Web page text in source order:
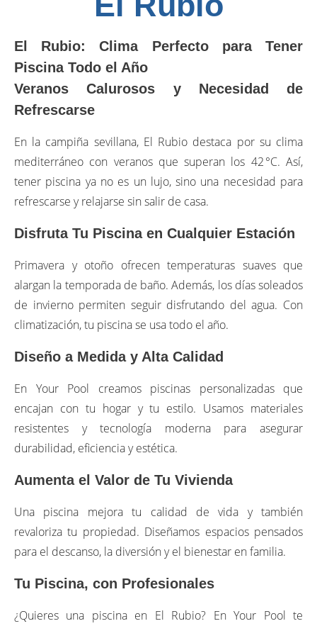
El Rubio: Clima Perfecto para Tener
Piscina Todo el Año
Veranos Calurosos y Necesidad de
Refrescarse
En la campiña sevillana, El Rubio destaca por su clima
mediterráneo con veranos que superan los 42 °C. Así,
tener piscina ya no es un lujo, sino una necesidad para
refrescarse y relajarse sin salir de casa.
Disfruta Tu Piscina en Cualquier Estación
Primavera y otoño ofrecen temperaturas suaves que
alargan la temporada de baño. Además, los días soleados
de invierno permiten seguir disfrutando del agua. Con
climatización, tu piscina se usa todo el año.
Diseño a Medida y Alta Calidad
En Your Pool creamos piscinas personalizadas que
encajan con tu hogar y tu estilo. Usamos materiales
resistentes y tecnología moderna para asegurar
durabilidad, eficiencia y estética.
Aumenta el Valor de Tu Vivienda
Una piscina mejora tu calidad de vida y también
revaloriza tu propiedad. Diseñamos espacios pensados
para el descanso, la diversión y el bienestar en familia.
Tu Piscina, con Profesionales
¿Quieres una piscina en El Rubio? En Your Pool te